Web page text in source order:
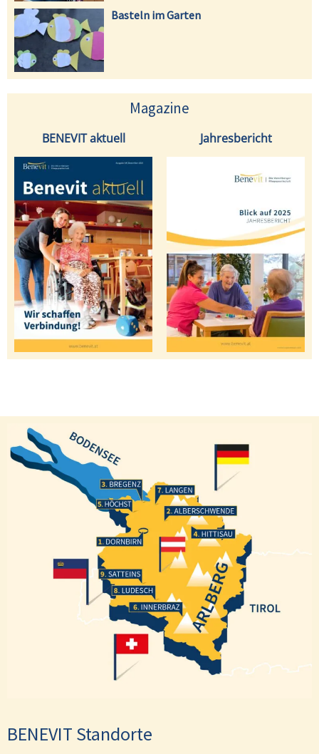
Basteln im Garten
Magazine
BENEVIT aktuell Jahresbericht
Dornbirn
Bregenz
Langen
Ludesch
Innerbraz
Alberschwende
Satteins
Höchst
BENEVIT Standorte